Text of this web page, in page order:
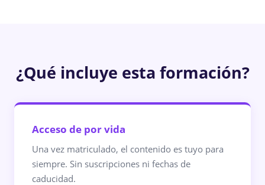
¿Qué incluye esta formación?
Acceso de por vida
Una vez matriculado, el contenido es tuyo para
siempre. Sin suscripciones ni fechas de
caducidad.